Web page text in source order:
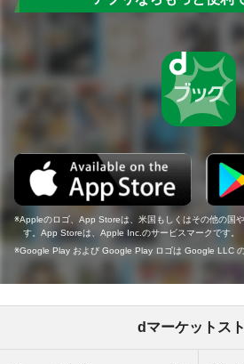
Appleのロゴ、App Storeは、米国もしくはその他の国
す。App Storeは、Apple Inc.のサービスマークです。
Google Play および Google Play ロゴは Google LLC の
dマーケットス